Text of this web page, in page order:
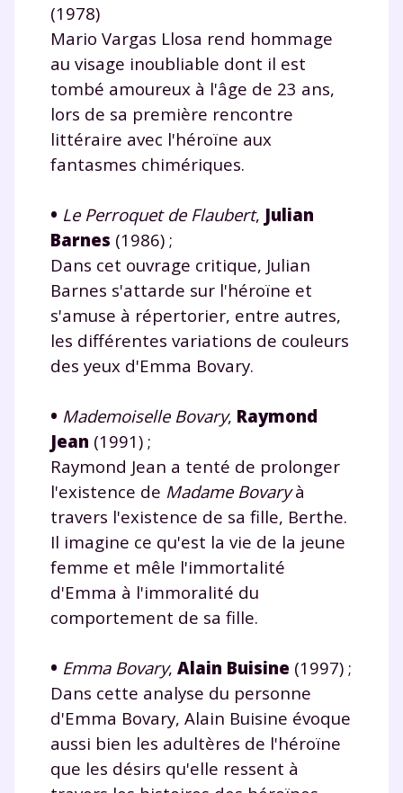
(1978)
Mario Vargas Llosa rend hommage
au visage inoubliable dont il est
tombé amoureux à l'âge de 23 ans,
lors de sa première rencontre
littéraire avec l'héroïne aux
fantasmes chimériques.
• Le Perroquet de Flaubert, Julian
Barnes (1986) ;
Dans cet ouvrage critique, Julian
Barnes s'attarde sur l'héroïne et
s'amuse à répertorier, entre autres,
les différentes variations de couleurs
des yeux d'Emma Bovary.
• Mademoiselle Bovary, Raymond
Jean (1991) ;
Raymond Jean a tenté de prolonger
l'existence de Madame Bovaryà
travers l'existence de sa fille, Berthe.
Il imagine ce qu'est la vie de la jeune
femme et mêle l'immortalité
d'Emma à l'immoralité du
comportement de sa fille.
• Emma Bovary, Alain Buisine (1997) ;
Dans cette analyse du personne
d'Emma Bovary, Alain Buisine évoque
aussi bien les adultères de l'héroïne
que les désirs qu'elle ressent à